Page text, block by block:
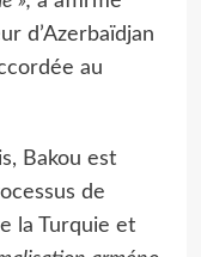
d’Azerbaïdjan
au
Bakou est
de
la Turquie et